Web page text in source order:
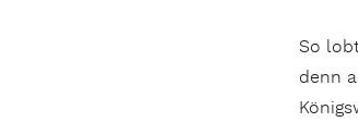
So
denn